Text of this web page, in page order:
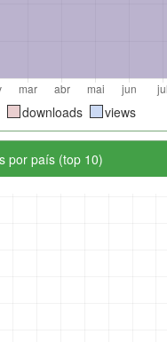
downloads views
por país (top 10)